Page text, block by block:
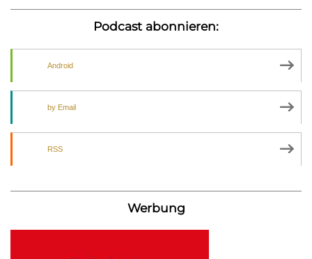
Podcast abonnieren:
Android
by Email
RSS
Werbung